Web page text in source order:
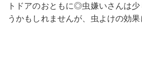
トドアのおともに◎虫嫌いさんは
うかもしれませんが、虫よけの効